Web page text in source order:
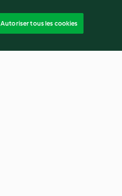
Autoriser tous les cookies